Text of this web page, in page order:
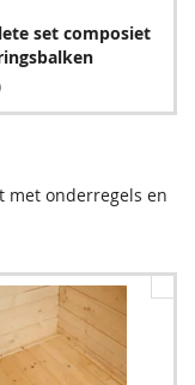
set composiet
met onderregels en